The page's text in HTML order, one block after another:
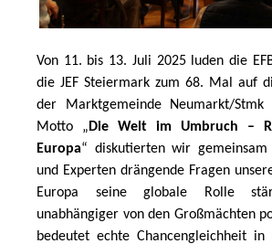
Von 11. bis 13. Juli 2025 luden die
die JEF Steiermark zum 68. Mal auf
der Marktgemeinde Neumarkt/
Motto „ Die Welt im Umbruch –
Europa“ diskutierten wir
und Experten drängende Fragen
Europa seine globale Rolle
unabhängiger von den Großmächten
bedeutet echte Chancengleichheit